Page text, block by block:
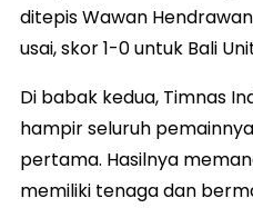
ditepis Wawan
usai, skor 1-0 untuk Bali
Di babak kedua, Timnas
hampir seluruh
pertama. Hasilnya
memiliki tenaga dan